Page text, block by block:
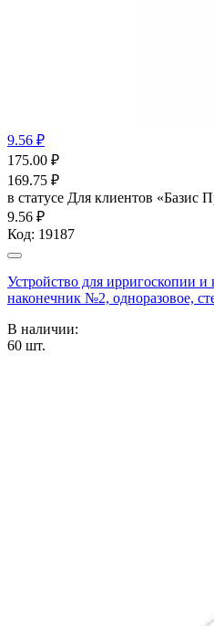
9.56 ₽
175.00 ₽
169.75 ₽
в статусе Для клиентов «Базис
9.56 ₽
Код: 19187
Устройство для ирригоскопии
наконечник №2, одноразовое,
В наличии:
60 шт.